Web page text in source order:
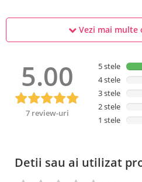
Vezi mai multe
5.00
7 review-uri
5 stele
4 stele
3 stele
2 stele
1 stele
Detii sau ai utilizat